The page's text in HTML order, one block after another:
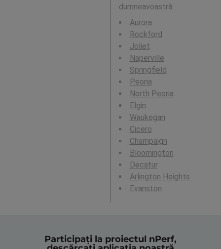
dumneavoastră:
Aurora
Rockford
Joliet
Naperville
Springfield
Peoria
North Peoria
Elgin
Waukegan
Cicero
Champaign
Bloomington
Decatur
Arlington Heights
Evanston
Participați la proiectul nPerf,